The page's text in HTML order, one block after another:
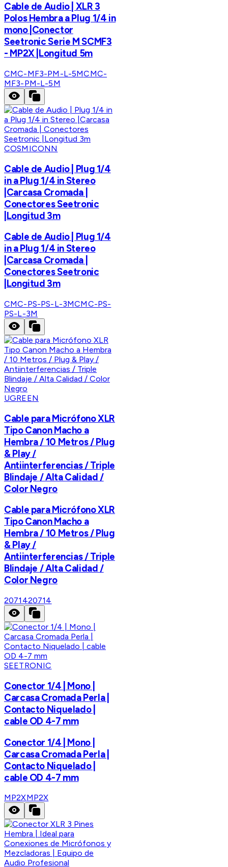
Cable de Audio | XLR 3
Polos Hembra a Plug 1/4 in
mono |Conector
Seetronic Serie M SCMF3
- MP2X |Longitud 5m
CMC-MF3-PM-L-5MCMC-
MF3-PM-L-5M
COSMICONN
Cable de Audio | Plug 1/4
in a Plug 1/4 in Stereo
|Carcasa Cromada |
Conectores Seetronic
|Longitud 3m
Cable de Audio | Plug 1/4
in a Plug 1/4 in Stereo
|Carcasa Cromada |
Conectores Seetronic
|Longitud 3m
CMC-PS-PS-L-3MCMC-PS-
PS-L-3M
UGREEN
Cable para Micrófono XLR
Tipo Canon Macho a
Hembra / 10 Metros / Plug
& Play /
Antiinterferencias / Triple
Blindaje / Alta Calidad /
Color Negro
Cable para Micrófono XLR
Tipo Canon Macho a
Hembra / 10 Metros / Plug
& Play /
Antiinterferencias / Triple
Blindaje / Alta Calidad /
Color Negro
2071420714
SEETRONIC
Conector 1/4 | Mono |
Carcasa Cromada Perla |
Contacto Niquelado |
cable OD 4-7 mm
Conector 1/4 | Mono |
Carcasa Cromada Perla |
Contacto Niquelado |
cable OD 4-7 mm
MP2XMP2X